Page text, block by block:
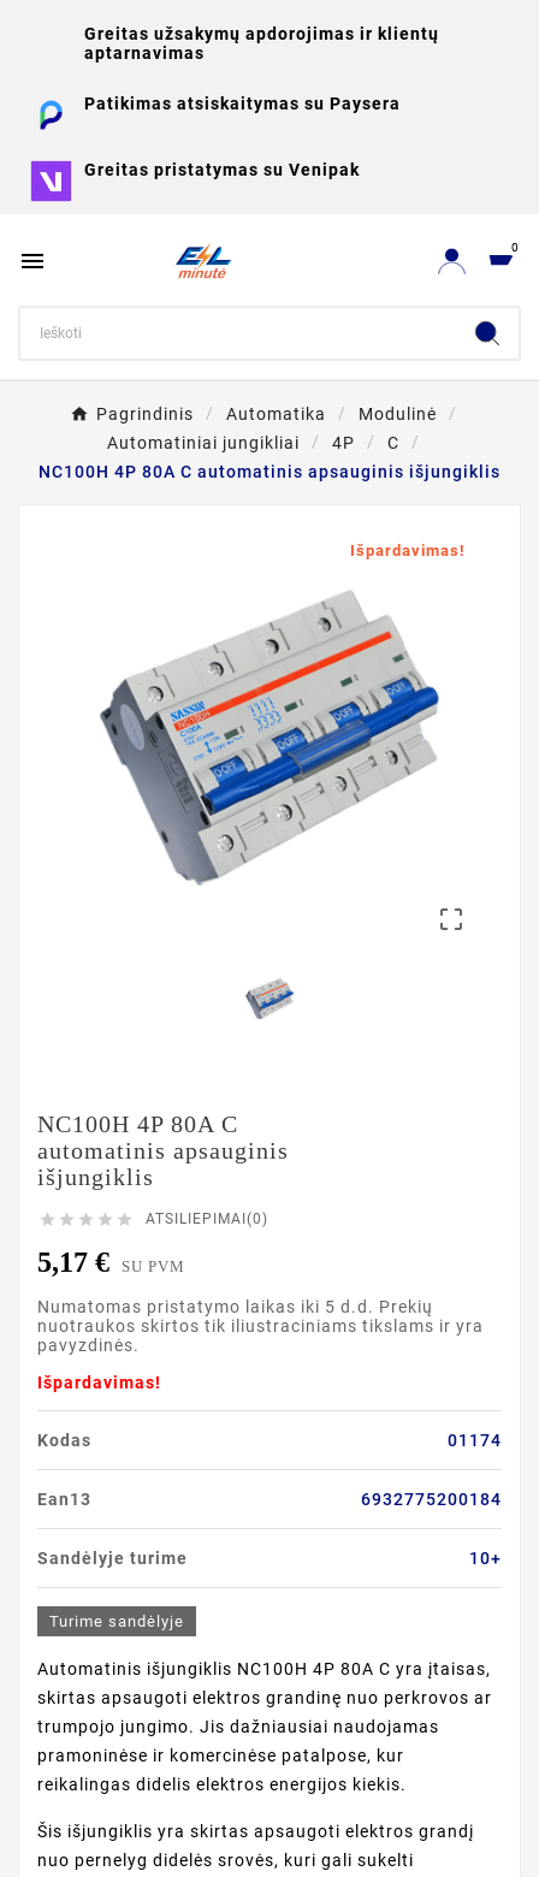
Greitas užsakymų apdorojimas ir klientų
aptarnavimas
Patikimas atsiskaitymas su Paysera
Greitas pristatymas su Venipak
 0
Pagrindinis Automatika
Modulinė
Automatiniai jungikliai
4P
C
NC100H 4P 80A C automatinis apsauginis išjungiklis
Išpardavimas!

NC100H 4P 80A C
automatinis apsauginis
išjungiklis
     ATSILIEPIMAI(0)
5,17 € SU PVM
Numatomas pristatymo laikas iki 5 d.d. Prekių
nuotraukos skirtos tik iliustraciniams tikslams ir yra
pavyzdinės.
Išpardavimas!
Kodas 01174
Ean13 6932775200184
Sandėlyje turime 10+
Turime sandėlyje
Automatinis išjungiklis NC100H 4P 80A C yra įtaisas,
skirtas apsaugoti elektros grandinę nuo perkrovos ar
trumpojo jungimo. Jis dažniausiai naudojamas
pramoninėse ir komercinėse patalpose, kur
reikalingas didelis elektros energijos kiekis.
Šis išjungiklis yra skirtas apsaugoti elektros grandį
nuo pernelyg didelės srovės, kuri gali sukelti